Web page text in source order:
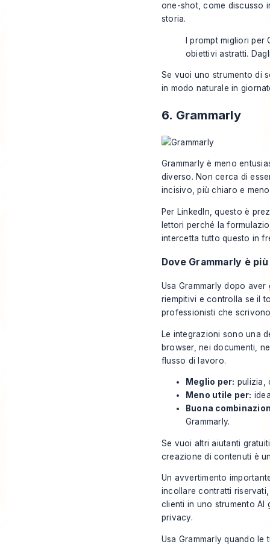
one-shot, come discusso
storia.
I prompt migliori
obiettivi astratti.
Se vuoi uno strumento di
in modo naturale in
6. Grammarly
Grammarly è meno
diverso. Non cerca di
incisivo, più chiaro e
Per LinkedIn, questo è
lettori perché la
intercetta tutto questo in
Dove Grammarly è
Usa Grammarly dopo
riempitivi e controlla se il
professionisti che
Le integrazioni sono una
browser, nei documenti,
flusso di lavoro.
Meglio per: pulizia,
Meno utile per:
Buona
Grammarly.
Se vuoi altri aiutanti
creazione di contenuti è
Un avvertimento
incollare contratti
clienti in uno strumento
privacy.
Usa Grammarly quando le